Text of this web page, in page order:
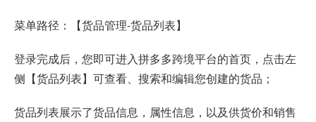
菜单路径：【货品管理-货品列表】
登录完成后，您即可进入拼多多跨境平台的首页，点击左
侧【货品列表】可查看、搜索和编辑您创建的货品；
货品列表展示了货品信息，属性信息，以及供货价和销售